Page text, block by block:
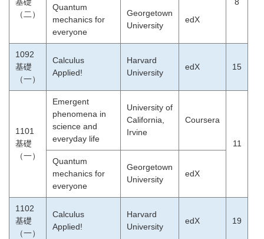
（二）
Quantum
mechanics for
everyone
Georgetown
University
edX
1092
基礎
（一）
Calculus
Applied!
Harvard
University
edX 15
1101
基礎
（一）
Emergent
phenomena in
science and
everyday life
University of
California,
Irvine
Coursera
11
Quantum
mechanics for
everyone
Georgetown
University
edX
1102
基礎
（一）
Calculus
Applied!
Harvard
University
edX 19